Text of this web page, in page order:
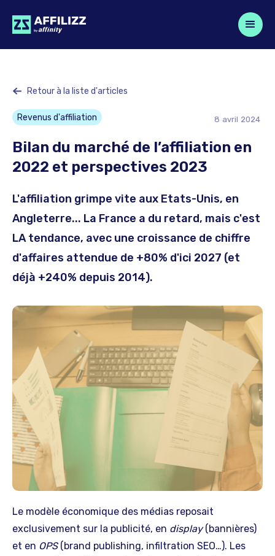
Retour à la liste d'articles
Revenus d'affiliation 8 avril 2024
Bilan du marché de l’affiliation en
2022 et perspectives 2023
L'affiliation grimpe vite aux Etats-Unis, en
Angleterre... La France a du retard, mais c'est
LA tendance, avec une croissance de chiffre
d'affaires attendue de +80% d'ici 2027 (et
déjà +240% depuis 2014).
Le modèle économique des médias reposait
exclusivement sur la publicité, en display(bannières)
et en OPS (brand publishing, infiltration SEO…). Les